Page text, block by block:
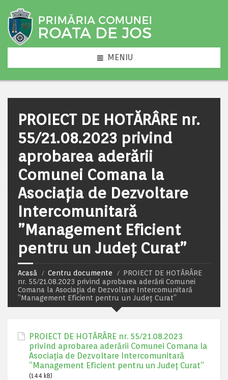
MENIU
PROIECT DE HOTĂRÂRE nr.
55/21.08.2023 privind
aprobarea aderării
Comunei Comana la
Asociaţia de Dezvoltare
Intercomunitară
”Management Eficient
pentru un Judeţ Curat”
Acasă Centru documente
PROIECT DE HOTĂRÂRE
nr. 55/21.08.2023 privind aprobarea aderării Comunei
Comana la Asociaţia de Dezvoltare Intercomunitară
”Management Eficient pentru un Judeţ Curat”
PROIECT DE HOTĂRÂRE nr. 55/21.08.2023
privind aprobarea aderării Comunei Comana la
Asociaţia de Dezvoltare Intercomunitară
”Management Eficient pentru un Judeţ Curat”
(144 kB)